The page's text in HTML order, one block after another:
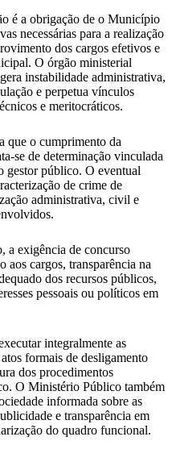
é a obrigação de o Município
necessárias para a realização
dos cargos efetivos e
O órgão ministerial
instabilidade administrativa,
e perpetua vínculos
e meritocráticos.
que o cumprimento da
se de determinação vinculada
gestor público. O eventual
de crime de
administrativa, civil e
a exigência de concurso
aos cargos, transparência na
dos recursos públicos,
pessoais ou políticos em
integralmente as
formais de desligamento
dos procedimentos
O Ministério Público também
informada sobre as
e transparência em
do quadro funcional.